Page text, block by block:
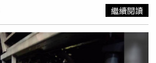
繼續閱讀